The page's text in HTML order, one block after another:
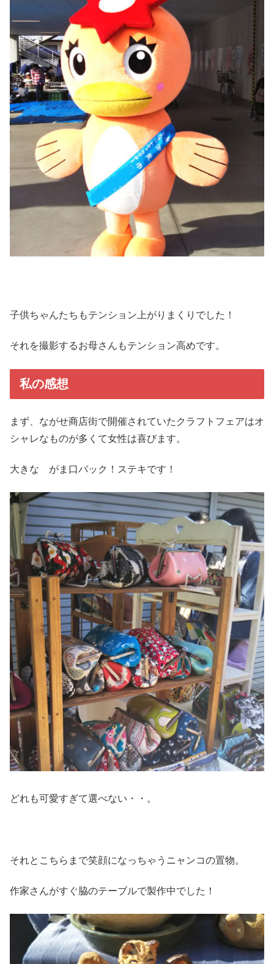
子供ちゃんたちもテンション上がりまくりでした！
それを撮影するお母さんもテンション高めです。
私の感想
まず、ながせ商店街で開催されていたクラフトフェアはオ
シャレなものが多くて女性は喜びます。
大きな がま口バック！ステキです！
どれも可愛すぎて選べない・・。
それとこちらまで笑顔になっちゃうニャンコの置物。
作家さんがすぐ脇のテーブルで製作中でした！